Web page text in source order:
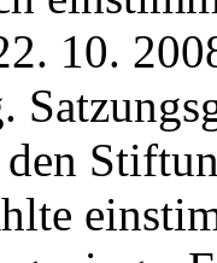
10.